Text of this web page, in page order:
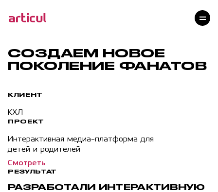
Услуги
Клиенты
Награды
Карьера
Блог
СОЗДАЕМ НОВОЕ
ПОКОЛЕНИЕ ФАНАТОВ
КЛИЕНТ
КХЛ
ПРОЕКТ
Интерактивная медиа-платформа для
детей и родителей
Смотреть
РЕЗУЛЬТАТ
РАЗРАБОТАЛИ ИНТЕРАКТИВНУЮ